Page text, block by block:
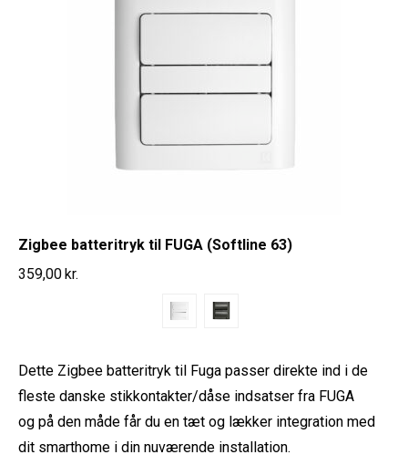
Zigbee batteritryk til FUGA (Softline 63)
359,00kr.
Dette Zigbee batteritryk til Fuga passer direkte ind i de
fleste danske stikkontakter/dåse indsatser fra FUGA
og på den måde får du en tæt og lækker integration med
dit smarthome i din nuværende installation.